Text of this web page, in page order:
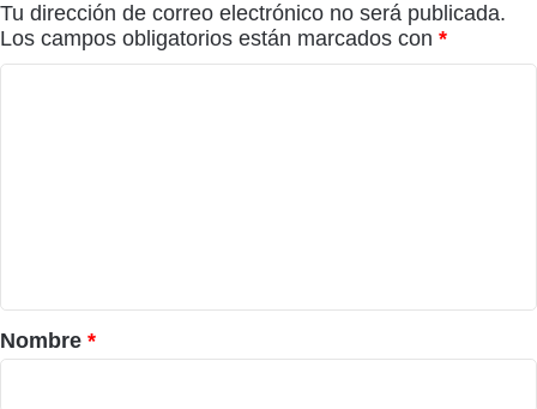
Tu dirección de correo electrónico no será publicada.
Los campos obligatorios están marcados con *
r
i
Nombre *